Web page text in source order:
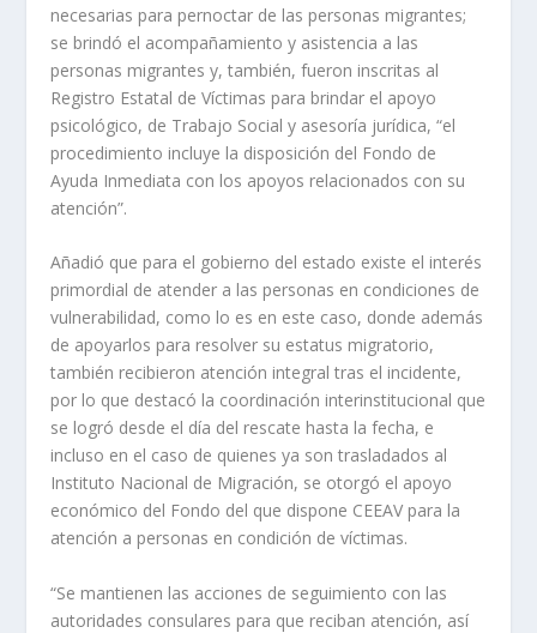
necesarias para pernoctar de las personas migrantes;
se brindó el acompañamiento y asistencia a las
personas migrantes y, también, fueron inscritas al
Registro Estatal de Víctimas para brindar el apoyo
psicológico, de Trabajo Social y asesoría jurídica, “el
procedimiento incluye la disposición del Fondo de
Ayuda Inmediata con los apoyos relacionados con su
atención”.
Añadió que para el gobierno del estado existe el interés
primordial de atender a las personas en condiciones de
vulnerabilidad, como lo es en este caso, donde además
de apoyarlos para resolver su estatus migratorio,
también recibieron atención integral tras el incidente,
por lo que destacó la coordinación interinstitucional que
se logró desde el día del rescate hasta la fecha, e
incluso en el caso de quienes ya son trasladados al
Instituto Nacional de Migración, se otorgó el apoyo
económico del Fondo del que dispone CEEAV para la
atención a personas en condición de víctimas.
“Se mantienen las acciones de seguimiento con las
autoridades consulares para que reciban atención, así